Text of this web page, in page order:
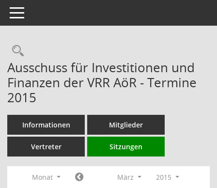
Toggle navigation
Rechercheauswahl
Ausschuss für Investitionen und
Finanzen der VRR AöR - Termine
2015
Informationen Mitglieder
Vertreter Sitzungen
Monat März
2015